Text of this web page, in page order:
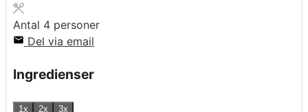
Antal 4 personer
Del via email
Ingredienser
1x 2x 3x